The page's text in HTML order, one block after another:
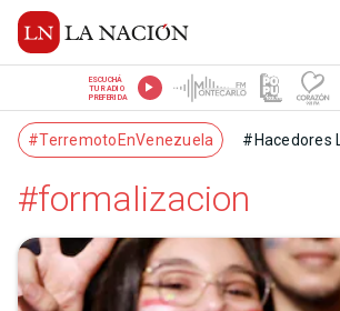
ESCUCHÁ
TU RADIO
PREFERIDA
#TerremotoEnVenezuela #Hacedores
#formalizacion